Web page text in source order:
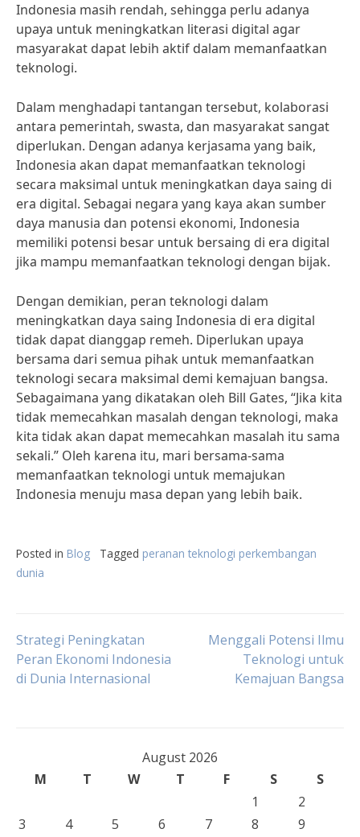
Indonesia masih rendah, sehingga perlu adanya
upaya untuk meningkatkan literasi digital agar
masyarakat dapat lebih aktif dalam memanfaatkan
teknologi.
Dalam menghadapi tantangan tersebut, kolaborasi
antara pemerintah, swasta, dan masyarakat sangat
diperlukan. Dengan adanya kerjasama yang baik,
Indonesia akan dapat memanfaatkan teknologi
secara maksimal untuk meningkatkan daya saing di
era digital. Sebagai negara yang kaya akan sumber
daya manusia dan potensi ekonomi, Indonesia
memiliki potensi besar untuk bersaing di era digital
jika mampu memanfaatkan teknologi dengan bijak.
Dengan demikian, peran teknologi dalam
meningkatkan daya saing Indonesia di era digital
tidak dapat dianggap remeh. Diperlukan upaya
bersama dari semua pihak untuk memanfaatkan
teknologi secara maksimal demi kemajuan bangsa.
Sebagaimana yang dikatakan oleh Bill Gates, “Jika kita
tidak memecahkan masalah dengan teknologi, maka
kita tidak akan dapat memecahkan masalah itu sama
sekali.” Oleh karena itu, mari bersama-sama
memanfaatkan teknologi untuk memajukan
Indonesia menuju masa depan yang lebih baik.
Posted in Blog Tagged peranan teknologi perkembangan
dunia
Post
navigation
Strategi Peningkatan
Peran Ekonomi Indonesia
di Dunia Internasional
Menggali Potensi Ilmu
Teknologi untuk
Kemajuan Bangsa
August 2026
M
T W T F S
S
1
2
3
4 5 6 7 8
9